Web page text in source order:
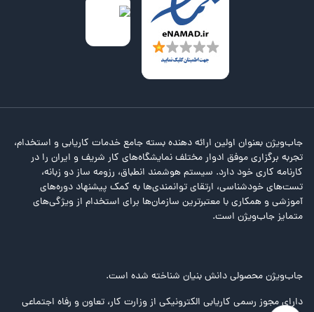
جاب‌ویژن بعنوان اولین ارائه دهنده بسته جامع خدمات کاریابی و استخدام،
تجربه برگزاری موفق ادوار مختلف نمایشگاه‌های کار شریف و ایران را در
کارنامه کاری خود دارد. سیستم هوشمند انطباق، رزومه ساز دو زبانه،
تست‌های خودشناسی، ارتقای توانمندی‌ها به کمک پیشنهاد دوره‌های
آموزشی و همکاری با معتبرترین سازمان‌ها برای استخدام از ویژگی‌های
متمایز جاب‌ویژن است.
جاب‌ویژن محصولی دانش بنیان شناخته شده است.
دارای مجوز رسمی کاریابی الکترونیکی از وزارت کار، تعاون و رفاه اجتماعی